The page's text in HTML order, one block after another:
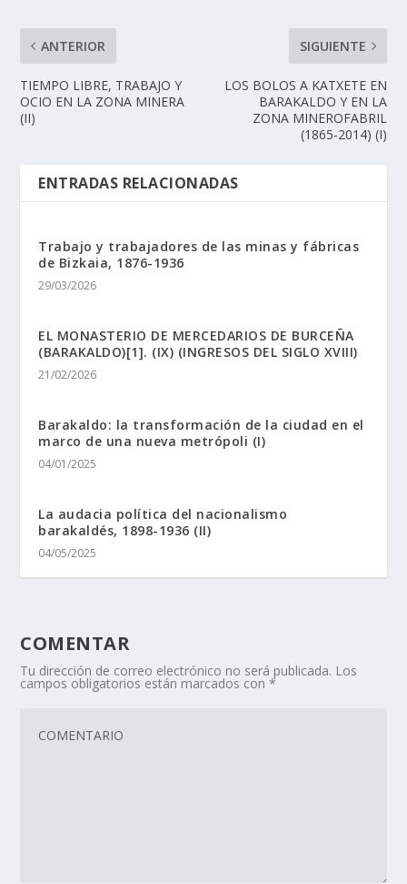
ANTERIOR
TIEMPO LIBRE, TRABAJO Y
OCIO EN LA ZONA MINERA
(II)
SIGUIENTE
LOS BOLOS A KATXETE EN
BARAKALDO Y EN LA
ZONA MINEROFABRIL
(1865-2014) (I)
ENTRADAS RELACIONADAS
Trabajo y trabajadores de las minas y fábricas
de Bizkaia, 1876-1936
29/03/2026
EL MONASTERIO DE MERCEDARIOS DE BURCEÑA
(BARAKALDO)[1]. (IX) (INGRESOS DEL SIGLO XVIII)
21/02/2026
Barakaldo: la transformación de la ciudad en el
marco de una nueva metrópoli (I)
04/01/2025
La audacia política del nacionalismo
barakaldés, 1898-1936 (II)
04/05/2025
COMENTAR
Tu dirección de correo electrónico no será publicada. Los
campos obligatorios están marcados con*